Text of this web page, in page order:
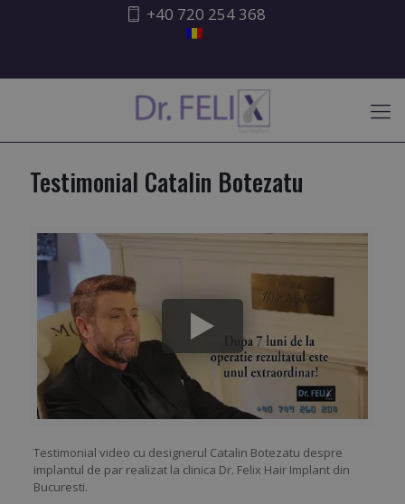
+40 720 254 368
Testimonial Catalin Botezatu
Testimonial video cu designerul Catalin Botezatu despre
implantul de par realizat la clinica Dr. Felix Hair Implant din
Bucuresti.